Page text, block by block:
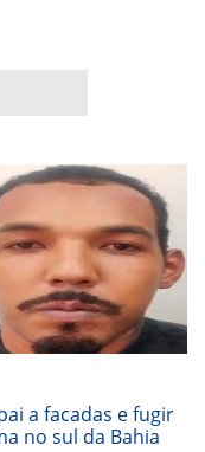
a facadas e fugir
no sul da Bahia